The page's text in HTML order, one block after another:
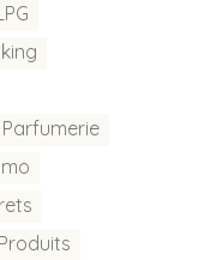
Parfumerie